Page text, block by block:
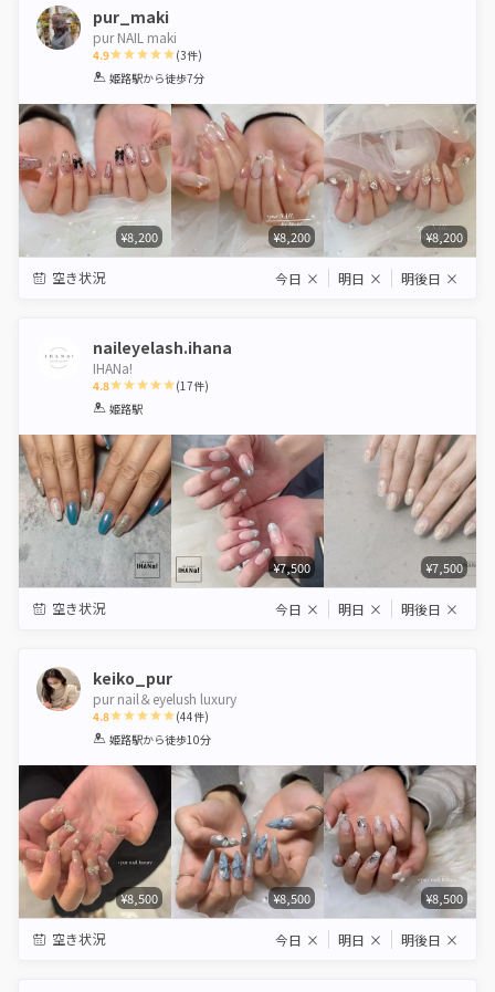
pur_maki
pur NAIL maki
4.9
1 2 3 4 5
(3件)
姫路駅から徒歩7分
¥8,200 ¥8,200 ¥8,200
空き状況 今日 × 明日 × 明後日 ×
naileyelash.ihana
IHANa!
4.8
1 2 3
(17件)
姫路駅
¥7,500 ¥7,500
空き状況 今日 × 明日 × 明後日 ×
keiko_pur
pur nail＆eyelush luxury
4.8
1 2 3 4 5
(44件)
姫路駅から徒歩10分
¥8,500 ¥8,500 ¥8,500
空き状況 今日 × 明日 × 明後日 ×